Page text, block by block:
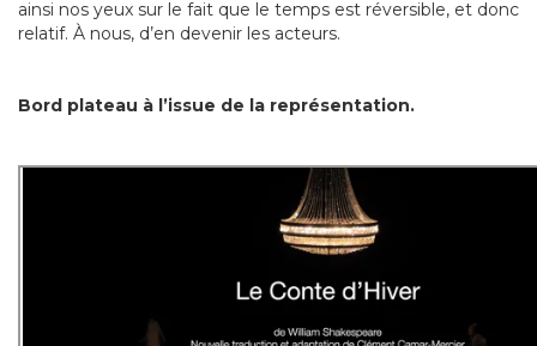
ainsi nos yeux sur le fait que le temps est réversible, et donc
relatif. À nous, d’en devenir les acteurs.
Bord plateau à l’issue de la représentation.